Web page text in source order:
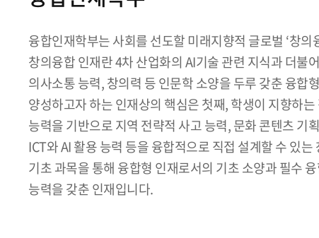
융합인재학부는 사회를 선도할 미래지향적 글로벌 ‘창의
창의융합 인재란 4차 산업화의 AI기술 관련 지식과 더불
의사소통 능력, 창의력 등 인문학 소양을 두루 갖춘 융합
양성하고자 하는 인재상의 핵심은 첫째, 학생이 지향하
능력을 기반으로 지역 전략적 사고 능력, 문화 콘텐츠 기
ICT와 AI 활용 능력 등을 융합적으로 직접 설계할 수 있
기초 과목을 통해 융합형 인재로서의 기초 소양과 필수
능력을 갖춘 인재입니다.